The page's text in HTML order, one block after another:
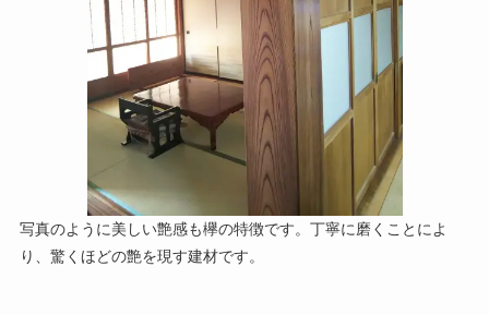
写真のように美しい艶感も欅の特徴です。丁寧に磨くことによ
り、驚くほどの艶を現す建材です。